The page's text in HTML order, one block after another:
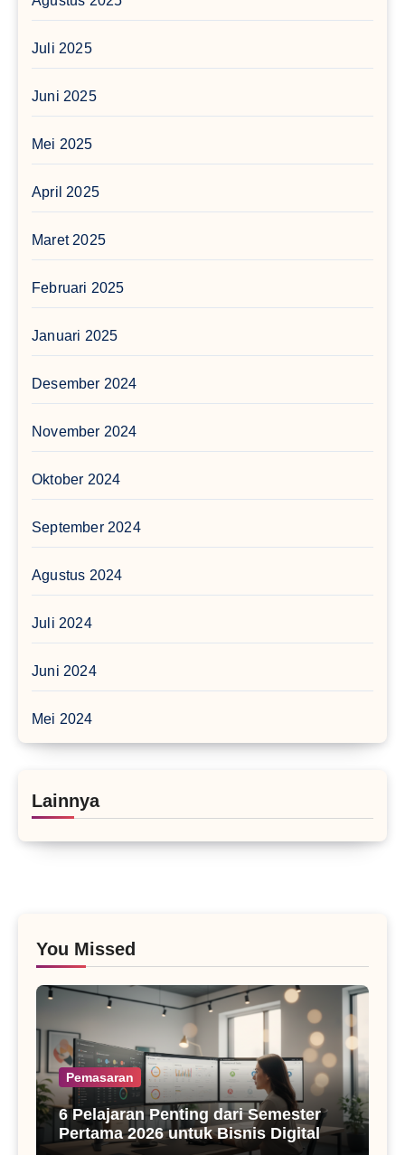
Juli 2025
Juni 2025
Mei 2025
April 2025
Maret 2025
Februari 2025
Januari 2025
Desember 2024
November 2024
Oktober 2024
September 2024
Agustus 2024
Juli 2024
Juni 2024
Mei 2024
Lainnya
You Missed
Pemasaran
6 Pelajaran Penting dari Semester
Pertama 2026 untuk Bisnis Digital